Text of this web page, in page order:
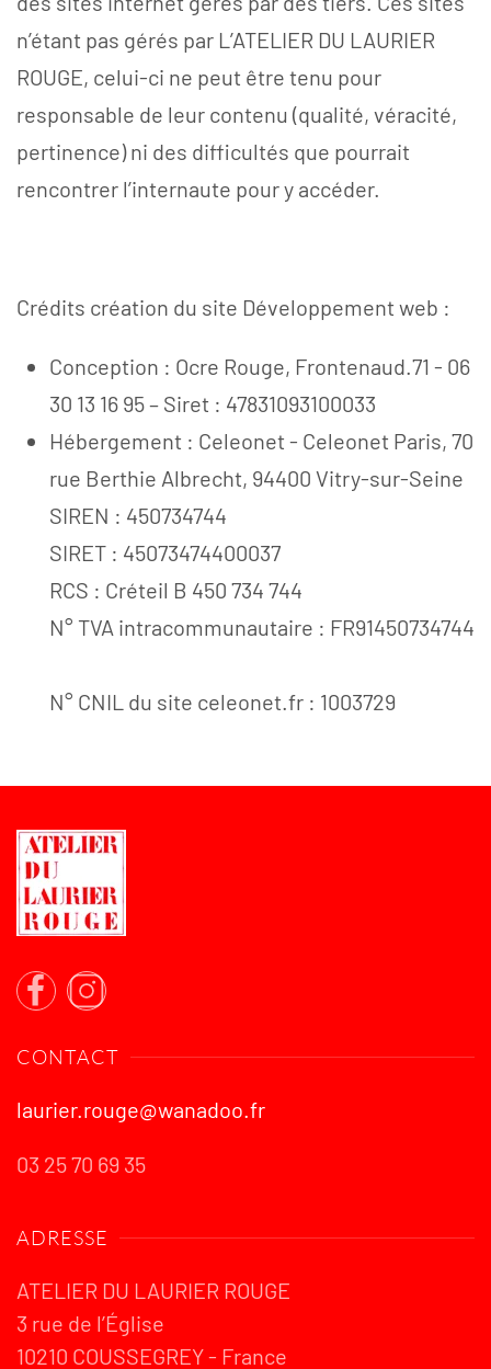
n’étant pas gérés par L’ATELIER DU LAURIER
ROUGE, celui-ci ne peut être tenu pour
responsable de leur contenu (qualité, véracité,
pertinence) ni des difficultés que pourrait
rencontrer l’internaute pour y accéder.
Crédits création du site Développement web :
Conception : Ocre Rouge, Frontenaud.71 - 06
30 13 16 95 – Siret : 47831093100033
Hébergement : Celeonet - Celeonet Paris, 70
rue Berthie Albrecht, 94400 Vitry-sur-Seine
SIREN : 450734744
SIRET : 45073474400037
RCS : Créteil B 450 734 744
N° TVA intracommunautaire : FR91450734744
N° CNIL du site celeonet.fr : 1003729
CONTACT
laurier.rouge@wanadoo.fr
03 25 70 69 35
ADRESSE
ATELIER DU LAURIER ROUGE
3 rue de l’Église
10210 COUSSEGREY - France